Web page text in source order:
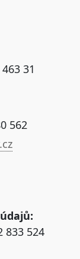
31
562
833 524